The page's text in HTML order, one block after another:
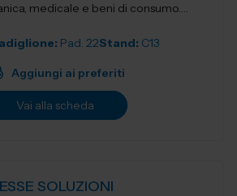
medicale e beni di consumo.
Pad. 22Stand: C13
Aggiungi ai preferiti
Vai alla scheda
SOLUZIONI